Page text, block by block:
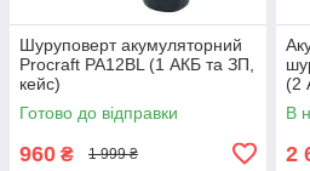
Шуруповерт акумуляторний
Procraft PA12BL (1 АКБ та ЗП,
кейс)
Готово до відправки
960 ₴ 1 999 ₴
(2
В
2